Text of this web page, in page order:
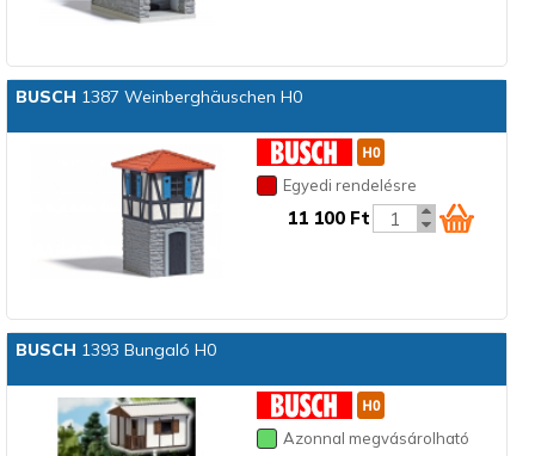
BUSCH 1387 Weinberghäuschen H0
Egyedi rendelésre
11 100 Ft
BUSCH 1393 Bungaló H0
Azonnal megvásárolható